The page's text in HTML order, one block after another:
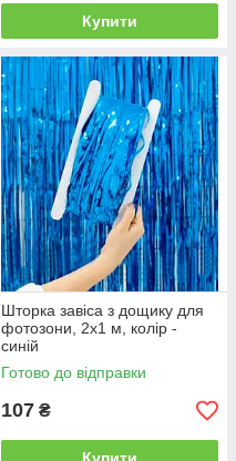
Купити
Шторка завіса з дощику для
фотозони, 2х1 м, колір -
синій
Готово до відправки
107 ₴